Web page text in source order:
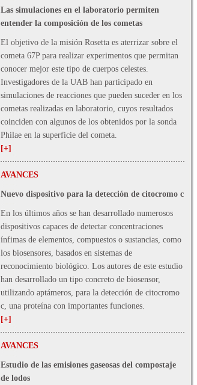
Las simulaciones en el laboratorio permiten
entender la composición de los cometas
El objetivo de la misión Rosetta es aterrizar sobre el
cometa 67P para realizar experimentos que permitan
conocer mejor este tipo de cuerpos celestes.
Investigadores de la UAB han participado en
simulaciones de reacciones que pueden suceder en los
cometas realizadas en laboratorio, cuyos resultados
coinciden con algunos de los obtenidos por la sonda
Philae en la superficie del cometa.
[+]
AVANCES
Nuevo dispositivo para la detección de citocromo c
En los últimos años se han desarrollado numerosos
dispositivos capaces de detectar concentraciones
ínfimas de elementos, compuestos o sustancias, como
los biosensores, basados en sistemas de
reconocimiento biológico. Los autores de este estudio
han desarrollado un tipo concreto de biosensor,
utilizando aptámeros, para la detección de citocromo
c, una proteína con importantes funciones.
[+]
AVANCES
Estudio de las emisiones gaseosas del compostaje
de lodos